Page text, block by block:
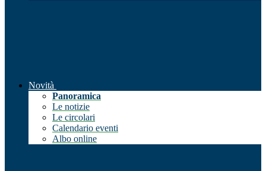
Novità
Panoramica
Le notizie
Le circolari
Calendario eventi
Albo online